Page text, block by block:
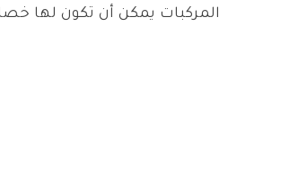
المركبات يمكن أن تكون لها